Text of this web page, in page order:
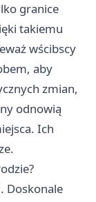
granice
takiemu
wścibscy
aby
zmian,
odnowią
Ich
Doskonale